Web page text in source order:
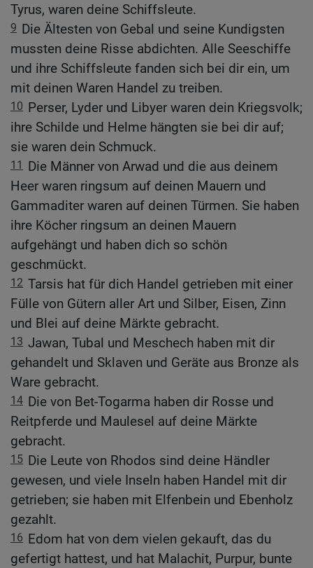
Tyrus, waren deine Schiffsleute.
9 Die Ältesten von Gebal und seine Kundigsten
mussten deine Risse abdichten. Alle Seeschiffe
und ihre Schiffsleute fanden sich bei dir ein, um
mit deinen Waren Handel zu treiben.
10 Perser, Lyder und Libyer waren dein Kriegsvolk;
ihre Schilde und Helme hängten sie bei dir auf;
sie waren dein Schmuck.
11
Die Männer von Arwad und die aus deinem
Heer waren ringsum auf deinen Mauern und
Gammaditer waren auf deinen Türmen. Sie haben
ihre Köcher ringsum an deinen Mauern
aufgehängt und haben dich so schön
geschmückt.
12 Tarsis hat für dich Handel getrieben mit einer
Fülle von Gütern aller Art und Silber, Eisen, Zinn
und Blei auf deine Märkte gebracht.
13 Jawan, Tubal und Meschech haben mit dir
gehandelt und Sklaven und Geräte aus Bronze als
Ware gebracht.
14 Die von Bet-Togarma haben dir Rosse und
Reitpferde und Maulesel auf deine Märkte
gebracht.
15 Die Leute von Rhodos sind deine Händler
gewesen, und viele Inseln haben Handel mit dir
getrieben; sie haben mit Elfenbein und Ebenholz
gezahlt.
16 Edom hat von dem vielen gekauft, das du
gefertigt hattest, und hat Malachit, Purpur, bunte